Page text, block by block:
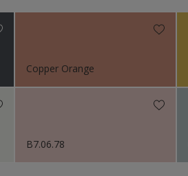
Colour Futures 2020
Sikkens Colour Futures 2018
Copper Orange
B7.06.78